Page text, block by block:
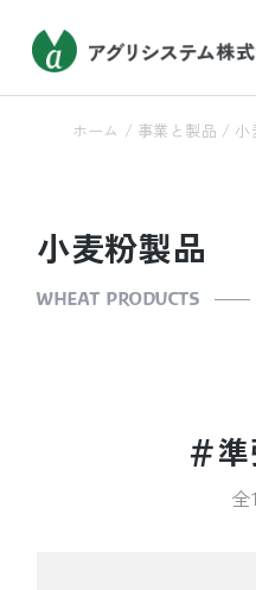
ホーム / 事業と製品 / 小
小麦粉製品
WHEAT PRODUCTS
＃
全